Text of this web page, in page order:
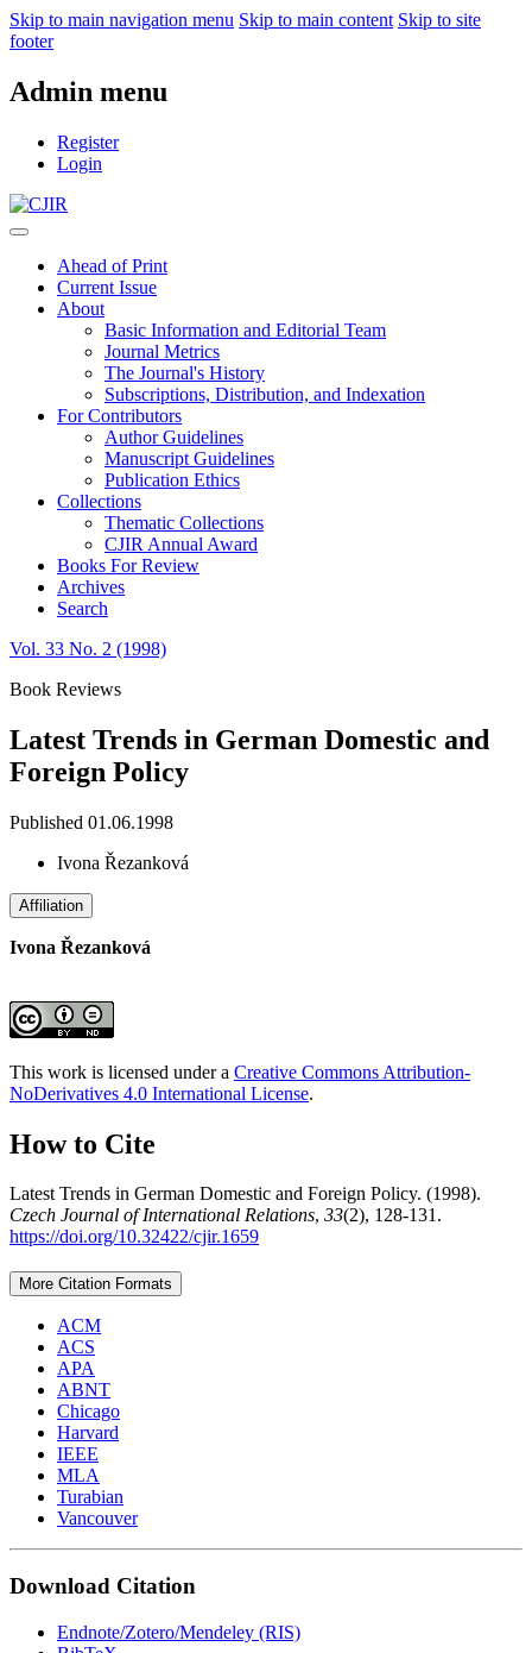
Skip to main navigation menu Skip to main content Skip to site
footer
Admin menu
Register
Login
Ahead of Print
Current Issue
About
Basic Information and Editorial Team
Journal Metrics
The Journal's History
Subscriptions, Distribution, and Indexation
For Contributors
Author Guidelines
Manuscript Guidelines
Publication Ethics
Collections
Thematic Collections
CJIR Annual Award
Books For Review
Archives
Search
Vol. 33 No. 2 (1998)
Book Reviews
Latest Trends in German Domestic and
Foreign Policy
Published 01.06.1998
Ivona Řezanková
Affiliation
Ivona Řezanková
This work is licensed under a Creative Commons Attribution-
NoDerivatives 4.0 International License.
How to Cite
Latest Trends in German Domestic and Foreign Policy. (1998).
Czech Journal of International Relations, 33(2), 128-131.
https://doi.org/10.32422/cjir.1659
More Citation Formats
ACM
ACS
APA
ABNT
Chicago
Harvard
IEEE
MLA
Turabian
Vancouver
Download Citation
Endnote/Zotero/Mendeley (RIS)